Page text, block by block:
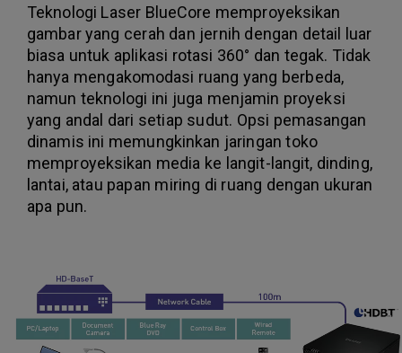
Teknologi Laser BlueCore memproyeksikan
gambar yang cerah dan jernih dengan detail luar
biasa untuk aplikasi rotasi 360° dan tegak. Tidak
hanya mengakomodasi ruang yang berbeda,
namun teknologi ini juga menjamin proyeksi
yang andal dari setiap sudut. Opsi pemasangan
dinamis ini memungkinkan jaringan toko
memproyeksikan media ke langit-langit, dinding,
lantai, atau papan miring di ruang dengan ukuran
apa pun.